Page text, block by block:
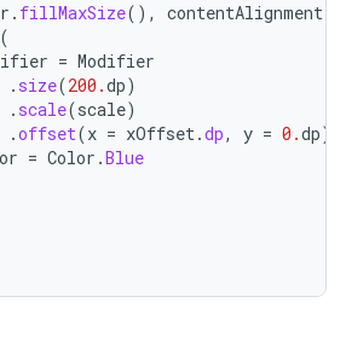
. fillMaxSize(), contentAlignment
(
= Modifier
. size(200.dp)
. scale(scale)
.offset(x = xOffset.dp, y = 0.dp),
= Color .Blue